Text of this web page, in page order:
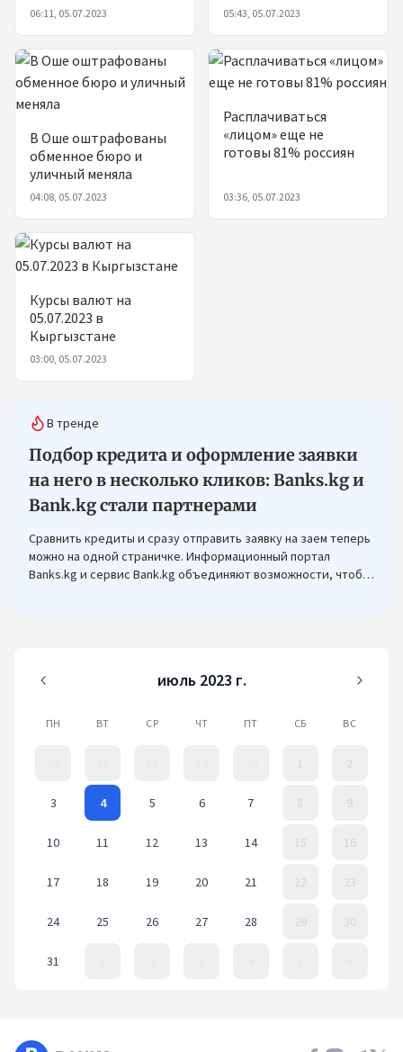
06:11, 05.07.2023 05:43, 05.07.2023
В Оше оштрафованы
обменное бюро и
уличный меняла
04:08, 05.07.2023
Расплачиваться
«лицом» еще не
готовы 81% россиян
03:36, 05.07.2023
Курсы валют на
05.07.2023 в
Кыргызстане
03:00, 05.07.2023
В тренде
Подбор кредита и оформление заявки
на него в несколько кликов: Banks.kg и
Bank.kg стали партнерами
Сравнить кредиты и сразу отправить заявку на заем теперь
можно на одной страничке. Информационный портал
Banks.kg и сервис Bank.kg объединяют возможности, чтобы
июль 2023 г.
ПН ВТ СР ЧТ ПТ СБ ВС
1 2
3 4 5 6 7 8 9
10 11 12 13 14 15 16
17 18 19 20 21 22 23
24 25 26 27 28 29 30
31